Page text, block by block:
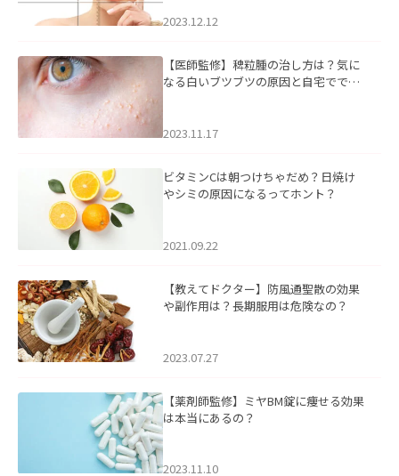
2023.12.12
【医師監修】稗粒腫の治し方は？気に
なる白いブツブツの原因と自宅ででき
2023.11.17
ビタミンCは朝つけちゃだめ？日焼け
やシミの原因になるってホント？
2021.09.22
【教えてドクター】防風通聖散の効果
や副作用は？長期服用は危険なの？
2023.07.27
【薬剤師監修】ミヤBM錠に痩せる効果
は本当にあるの？
2023.11.10